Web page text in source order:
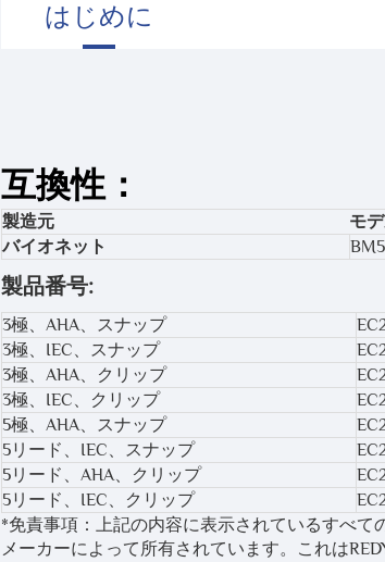
はじめに
互換性：
製造元
モ
バイオネット
BM5
製品番号:
3極、AHA、スナップ
3極、IEC、スナップ
3極、AHA、クリップ
3極、IEC、クリップ
5極、AHA、スナップ
5リード、IEC、スナップ
5リード、AHA、クリップ
5リード、IEC、クリップ
*免責事項：上記の内容に表示されているすべ
メーカーによって所有されています。これは